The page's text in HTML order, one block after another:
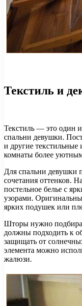
Текстиль и
Текстиль — это один
спальни девушки.
и другие текстильные
комнаты более
Для спальни девушки
сочетания оттенков.
постельное белье с
узорами.
ярких подушек или
Шторы нужно
должны подходить к
защищать от
элемента можно
жалюзи.